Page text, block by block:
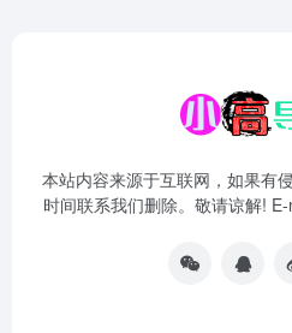
本站内容来源于互联网，如果有
时间联系我们删除。敬请谅解!